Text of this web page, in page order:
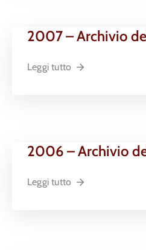
2007 – Archivio
Leggi tutto
2006 – Archivio
Leggi tutto